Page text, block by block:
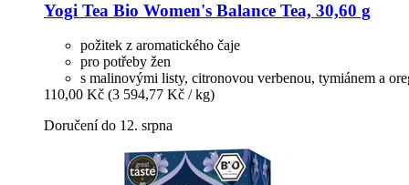
Yogi Tea Bio Women's Balance Tea, 30,60 g
požitek z aromatického čaje
pro potřeby žen
s malinovými listy, citronovou verbenou, tymiánem a
110,00 Kč (3 594,77 Kč / kg)
Doručení do 12. srpna